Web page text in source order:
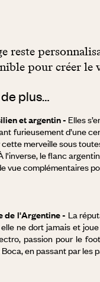
reste
pour créer le
plus…
et argentin - Elles
furieusement d’une
merveille sous
l'inverse, le flanc
vue complémentaires
de l'Argentine - La
ne dort jamais et
passion pour le
en passant par les